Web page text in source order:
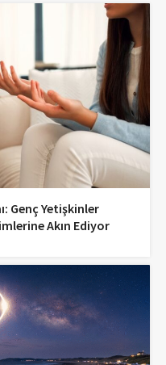
Genç Yetişkinler
Akın Ediyor